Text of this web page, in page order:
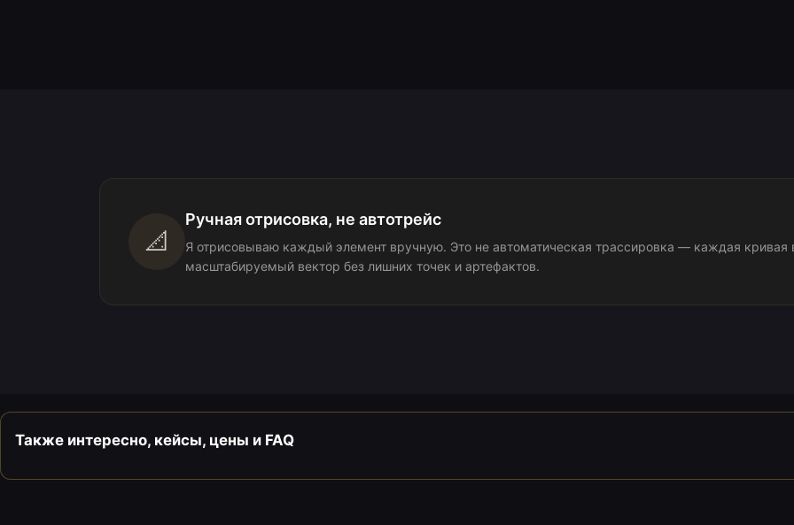
📐
Ручная отрисовка, не автотрейс
Я отрисовываю каждый элемент вручную. Это не автоматическая трассировка — каждая кривая
масштабируемый вектор без лишних точек и артефактов.
Также интересно, кейсы, цены и FAQ